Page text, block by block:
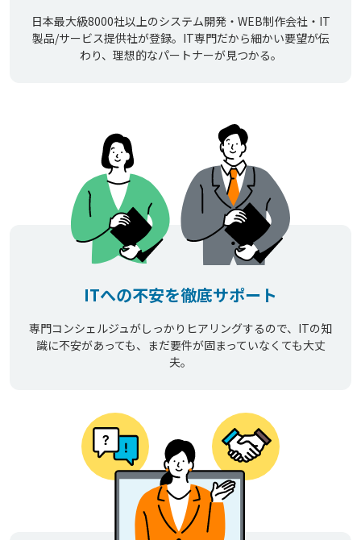
日本最大級8000社以上のシステム開発・WEB制作会社・IT
製品/サービス提供社が登録。IT専門だから細かい要望が伝
わり、理想的なパートナーが見つかる。
ITへの不安を徹底サポート
専門コンシェルジュがしっかりヒアリングするので、ITの知
識に不安があっても、まだ要件が固まっていなくても大丈
夫。